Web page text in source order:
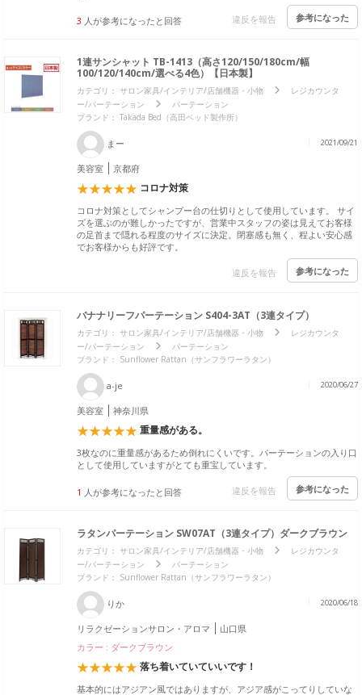
3 人が参考になったと回答 違反を報告 参考になった
1連サンシャット TB-1413（高さ120/150/180cm/幅
100/120/140cm/選べる4色）【日本製】
カテゴリ： サロン家具/インテリア/店舗機器・小物
レジカウンタ
ー/パーテーション
パーテーション
ブランド： Takada Bed（高田ベッド製作所）
まー 2021/09/21
美容室 京都府
コロナ対策
コロナ対策としてシャンプー台の仕切りとして使用しています。 サイ
ズを選ぶのが難しかったですが、営業中スタッフの姿は見えてお客様
の足首まで隠れる程度のサイズに決定。閉塞感も無く、程よい安心感
でお客様からも好評です。
違反を報告 参考になった
バナナリーフパーテーション S404-3AT（3連タイプ）
カテゴリ： サロン家具/インテリア/店舗機器・小物
レジカウンタ
ー/パーテーション
パーテーション
ブランド： Sunflower Rattan（サンフラワーラタン）
a-je 2020/06/27
美容室 神奈川県
重量感がある。
3枚なのに重量感があるため倒れにくいです。パーテーションの入り口
として使用していますがとても重宝しています。
1 人が参考になったと回答 違反を報告 参考になった
ラタンパーテーション SW07AT（3連タイプ）ダークブラウン
カテゴリ： サロン家具/インテリア/店舗機器・小物
レジカウンタ
ー/パーテーション
パーテーション
ブランド： Sunflower Rattan（サンフラワーラタン）
りか 2020/06/18
リラクゼーションサロン・アロマ
山口県
カラー : ダークブラウン
落ち着いていていいです！
基本的にはアジアン風ではありますが、アジア感がこってりしていな